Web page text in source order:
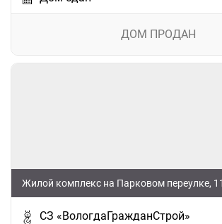
ДОМ ПРОДАН
Жилой комплекс на Парковом переулке,
СЗ «ВологдаГражданСтрой»